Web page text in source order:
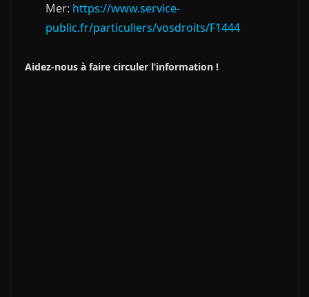
Mer: https://www.service-
public.fr/particuliers/vosdroits/F1444
Aidez-nous à faire circuler l’information !